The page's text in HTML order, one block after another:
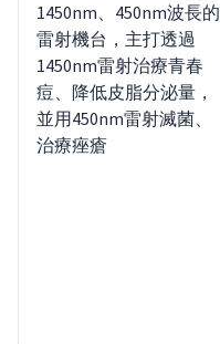
1450nm、450nm波長的
雷射機台，主打透過
1450nm雷射治療青春
痘、降低皮脂分泌量，
並用450nm雷射滅菌、
治療痤瘡